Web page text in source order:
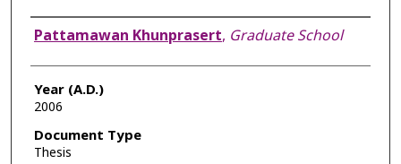
Author
Pattamawan Khunprasert, Graduate School
Year (A.D.)
2006
Document Type
Thesis